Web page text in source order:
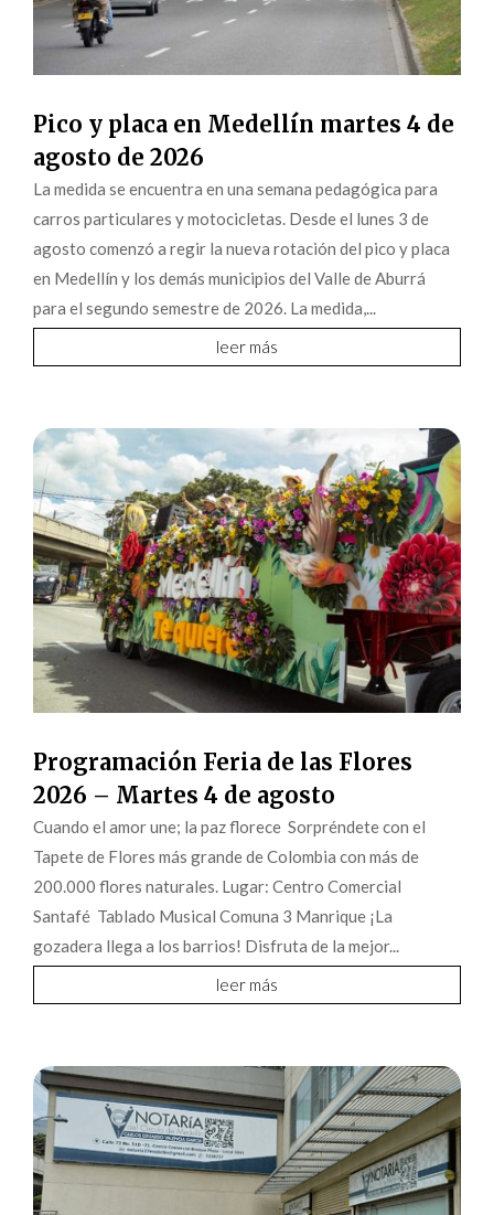
Pico y placa en Medellín martes 4 de
agosto de 2026
La medida se encuentra en una semana pedagógica para
carros particulares y motocicletas. Desde el lunes 3 de
agosto comenzó a regir la nueva rotación del pico y placa
en Medellín y los demás municipios del Valle de Aburrá
para el segundo semestre de 2026. La medida,...
leer más
Programación Feria de las Flores
2026 – Martes 4 de agosto
Cuando el amor une; la paz florece Sorpréndete con el
Tapete de Flores más grande de Colombia con más de
200.000 flores naturales. Lugar: Centro Comercial
Santafé Tablado Musical Comuna 3 Manrique ¡La
gozadera llega a los barrios! Disfruta de la mejor...
leer más